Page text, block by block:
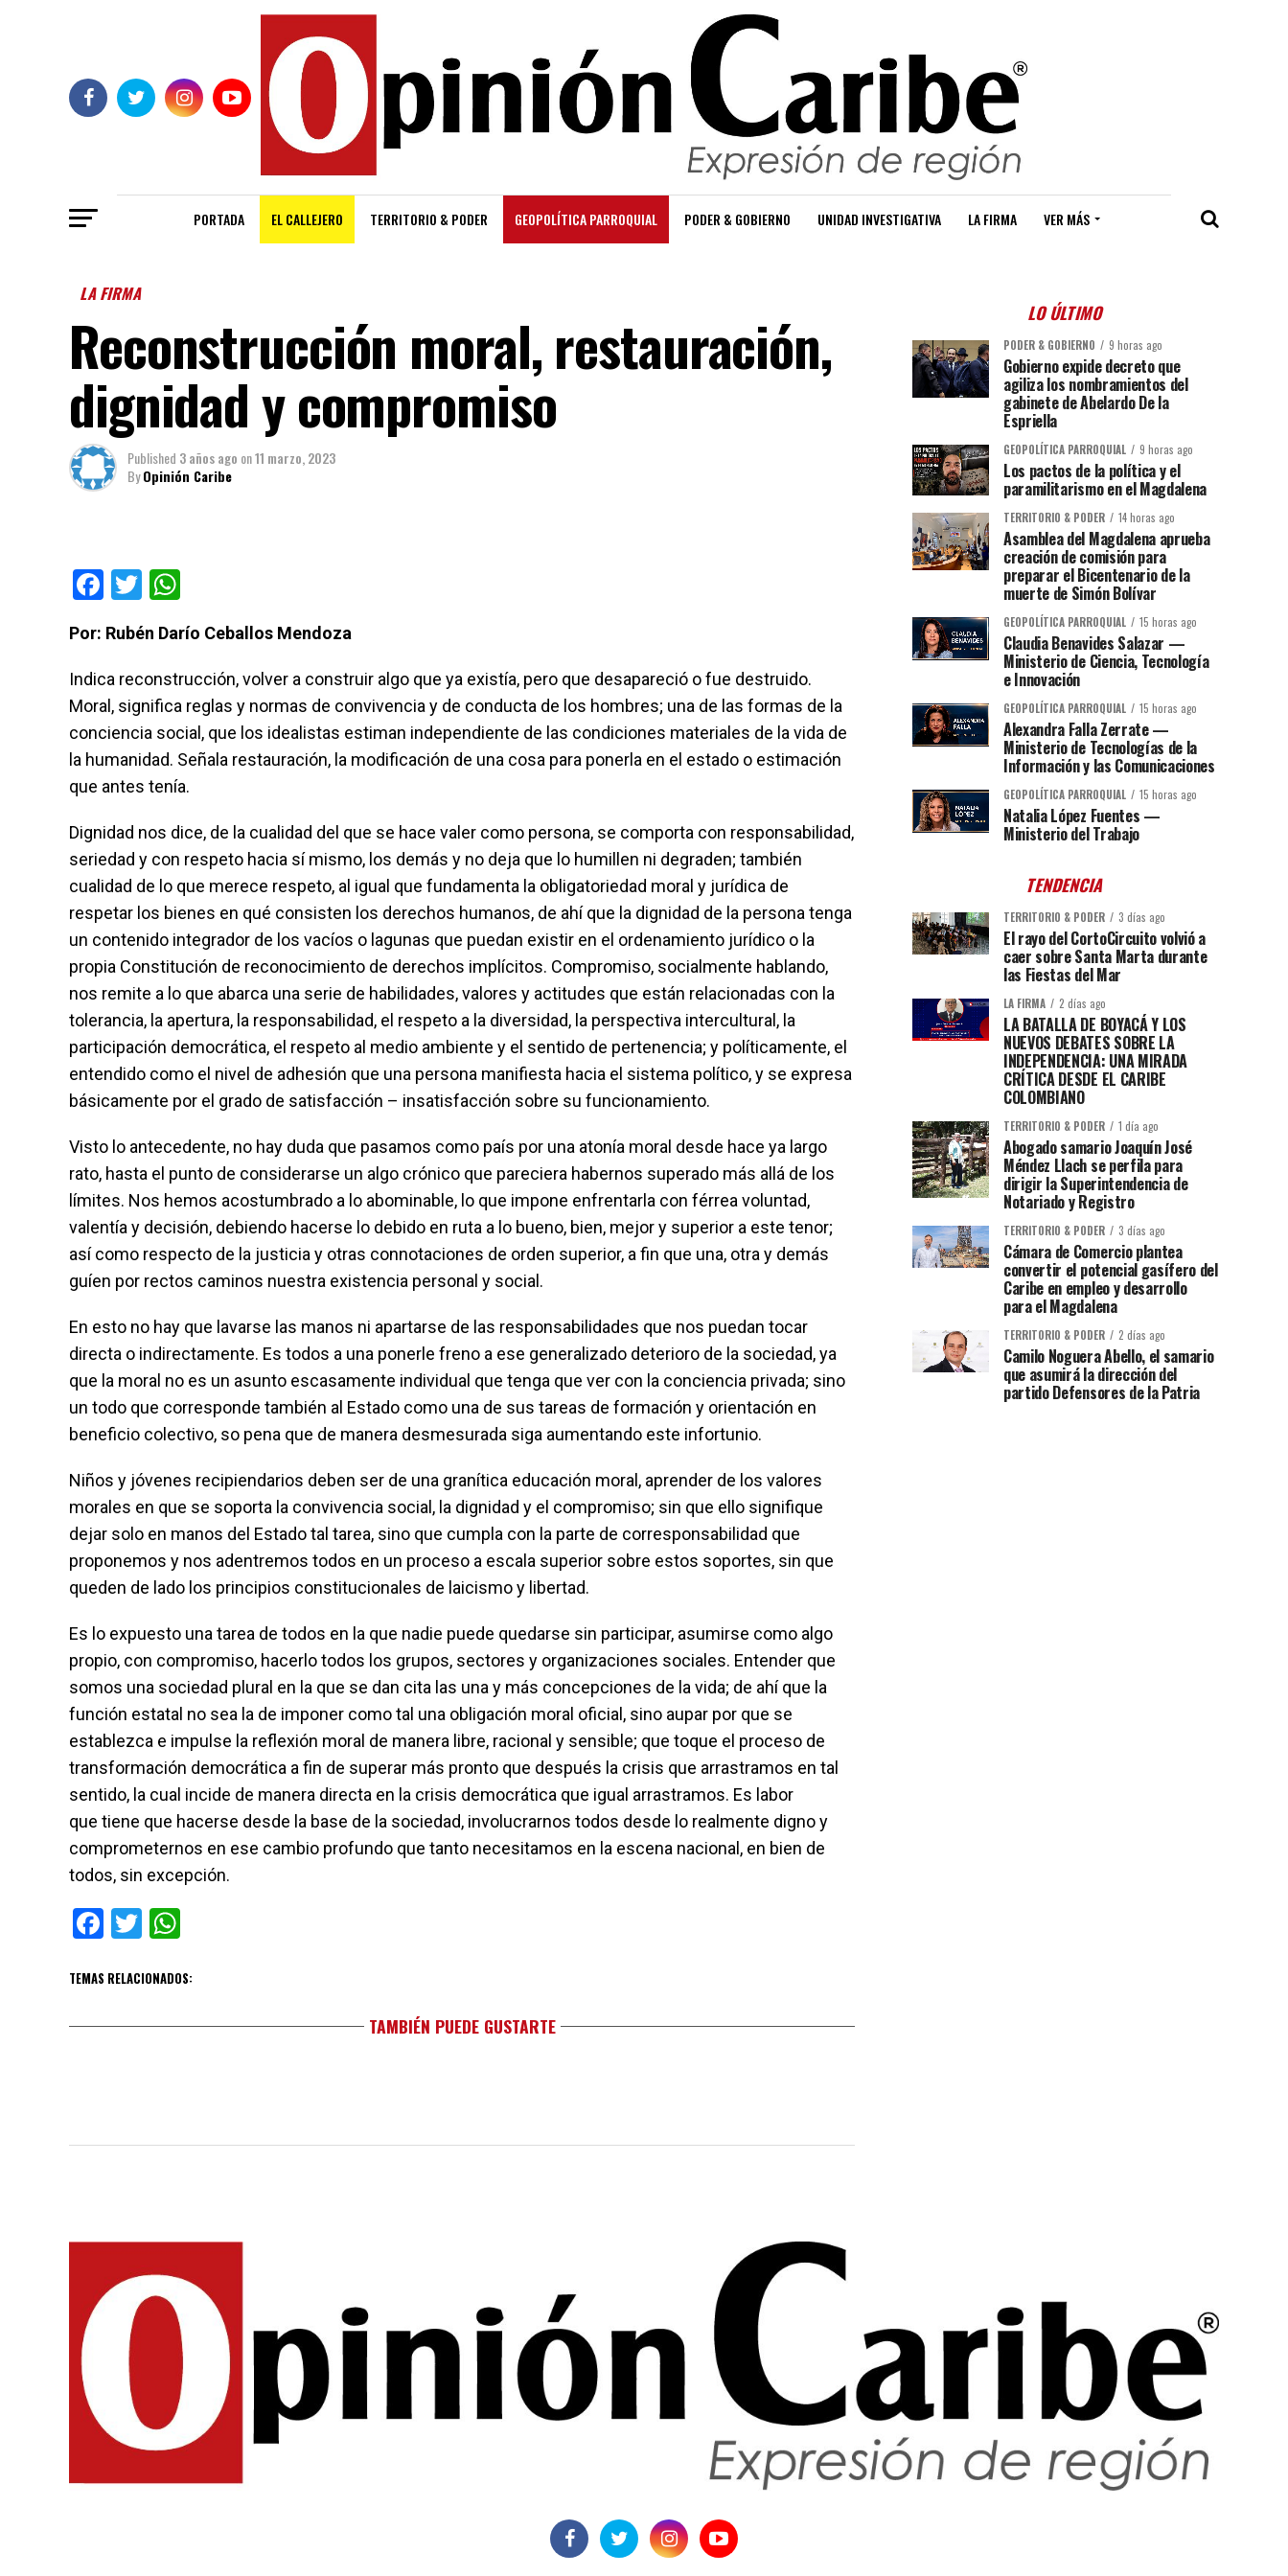
PORTADA EL CALLEJERO TERRITORIO & PODER GEOPOLÍTICA PARROQUIAL PODER & GOBIERNO UNIDAD INVESTIGATIVA LA FIRMA VER MÁS
LA FIRMA
Reconstrucción moral, restauración,
dignidad y compromiso
Published 3 años ago on11 marzo, 2023
ByOpinión Caribe
Facebook
Twitter
Por: Rubén Darío Ceballos Mendoza
Indica reconstrucción, volver a construir algo que ya existía, pero que desapareció o fue destruido.
Moral, significa reglas y normas de convivencia y de conducta de los hombres; una de las formas de la
conciencia social, que los idealistas estiman independiente de las condiciones materiales de la vida de
la humanidad. Señala restauración, la modificación de una cosa para ponerla en el estado o estimación
que antes tenía.
Dignidad nos dice, de la cualidad del que se hace valer como persona, se comporta con responsabilidad,
seriedad y con respeto hacia sí mismo, los demás y no deja que lo humillen ni degraden; también
cualidad de lo que merece respeto, al igual que fundamenta la obligatoriedad moral y jurídica de
respetar los bienes en qué consisten los derechos humanos, de ahí que la dignidad de la persona tenga
un contenido integrador de los vacíos o lagunas que puedan existir en el ordenamiento jurídico o la
propia Constitución de reconocimiento de derechos implícitos. Compromiso, socialmente hablando,
nos remite a lo que abarca una serie de habilidades, valores y actitudes que están relacionadas con la
tolerancia, la apertura, la responsabilidad, el respeto a la diversidad, la perspectiva intercultural, la
participación democrática, el respeto al medio ambiente y el sentido de pertenencia; y políticamente, el
entendido como el nivel de adhesión que una persona manifiesta hacia el sistema político, y se expresa
básicamente por el grado de satisfacción – insatisfacción sobre su funcionamiento.
Visto lo antecedente, no hay duda que pasamos como país por una atonía moral desde hace ya largo
rato, hasta el punto de considerarse un algo crónico que pareciera habernos superado más allá de los
límites. Nos hemos acostumbrado a lo abominable, lo que impone enfrentarla con férrea voluntad,
valentía y decisión, debiendo hacerse lo debido en ruta a lo bueno, bien, mejor y superior a este tenor;
así como respecto de la justicia y otras connotaciones de orden superior, a fin que una, otra y demás
guíen por rectos caminos nuestra existencia personal y social.
En esto no hay que lavarse las manos ni apartarse de las responsabilidades que nos puedan tocar
directa o indirectamente. Es todos a una ponerle freno a ese generalizado deterioro de la sociedad, ya
que la moral no es un asunto escasamente individual que tenga que ver con la conciencia privada; sino
un todo que corresponde también al Estado como una de sus tareas de formación y orientación en
beneficio colectivo, so pena que de manera desmesurada siga aumentando este infortunio.
Niños y jóvenes recipiendarios deben ser de una granítica educación moral, aprender de los valores
morales en que se soporta la convivencia social, la dignidad y el compromiso; sin que ello signifique
dejar solo en manos del Estado tal tarea, sino que cumpla con la parte de corresponsabilidad que
proponemos y nos adentremos todos en un proceso a escala superior sobre estos soportes, sin que
queden de lado los principios constitucionales de laicismo y libertad.
Es lo expuesto una tarea de todos en la que nadie puede quedarse sin participar, asumirse como algo
propio, con compromiso, hacerlo todos los grupos, sectores y organizaciones sociales. Entender que
somos una sociedad plural en la que se dan cita las una y más concepciones de la vida; de ahí que la
función estatal no sea la de imponer como tal una obligación moral oficial, sino aupar por que se
establezca e impulse la reflexión moral de manera libre, racional y sensible; que toque el proceso de
transformación democrática a fin de superar más pronto que después la crisis que arrastramos en tal
sentido, la cual incide de manera directa en la crisis democrática que igual arrastramos. Es labor
que tiene que hacerse desde la base de la sociedad, involucrarnos todos desde lo realmente digno y
comprometernos en ese cambio profundo que tanto necesitamos en la escena nacional, en bien de
todos, sin excepción.
Facebook
Twitter
TEMAS RELACIONADOS:
TAMBIÉN PUEDE GUSTARTE
LO ÚLTIMO
PODER & GOBIERNO 9 horas ago
Gobierno expide decreto que
agiliza los nombramientos del
gabinete de Abelardo De la
Espriella
GEOPOLÍTICA PARROQUIAL 9 horas ago
Los pactos de la política y el
paramilitarismo en el Magdalena
TERRITORIO & PODER 14 horas ago
Asamblea del Magdalena aprueba
creación de comisión para
preparar el Bicentenario de la
muerte de Simón Bolívar
GEOPOLÍTICA PARROQUIAL 15 horas ago
Claudia Benavides Salazar —
Ministerio de Ciencia, Tecnología
e Innovación
GEOPOLÍTICA PARROQUIAL 15 horas ago
Alexandra Falla Zerrate —
Ministerio de Tecnologías de la
Información y las Comunicaciones
GEOPOLÍTICA PARROQUIAL 15 horas ago
Natalia López Fuentes —
Ministerio del Trabajo
TENDENCIA
TERRITORIO & PODER 3 días ago
El rayo del CortoCircuito volvió a
caer sobre Santa Marta durante
las Fiestas del Mar
LA FIRMA 2 días ago
LA BATALLA DE BOYACÁ Y LOS
NUEVOS DEBATES SOBRE LA
INDEPENDENCIA: UNA MIRADA
CRÍTICA DESDE EL CARIBE
COLOMBIANO
TERRITORIO & PODER 1 día ago
Abogado samario Joaquín José
Méndez Llach se perfila para
dirigir la Superintendencia de
Notariado y Registro
TERRITORIO & PODER 3 días ago
Cámara de Comercio plantea
convertir el potencial gasífero del
Caribe en empleo y desarrollo
para el Magdalena
TERRITORIO & PODER 2 días ago
Camilo Noguera Abello, el samario
que asumirá la dirección del
partido Defensores de la Patria